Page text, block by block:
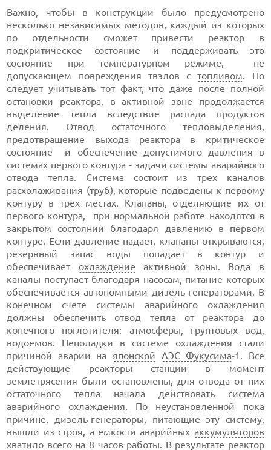
Важно, чтобы в конструкции было предусмотрено
несколько независимых методов, каждый из которых
по отдельности сможет привести реактор в
подкритическое состояние и поддерживать это
состояние при температурном режиме, не
допускающем повреждения твэлов стопливом. Но
следует учитывать тот факт, что даже после полной
остановки реактора, в активной зоне продолжается
выделение тепла вследствие распада продуктов
деления. Отвод остаточного тепловыделения,
предотвращение выхода реактора в критическое
состояние и обеспечение допустимого давления в
системах первого контура - задачи системы аварийного
отвода тепла. Система состоит из трех каналов
расхолаживания (труб), которые подведены к первому
контуру в трех местах. Клапаны, отделяющие их от
первого контура, при нормальной работе находятся в
закрытом состоянии благодаря давлению в первом
контуре. Если давление падает, клапаны открываются,
резервный запас воды попадает в контур и
обеспечивает охлаждение активной зоны. Вода в
каналы поступает благодаря насосам, питание которых
обеспечивается автономными дизель-генераторами. В
конечном счете системы аварийного охлаждения
должны обеспечить отвод тепла от реактора до
конечного поглотителя: атмосферы, грунтовых вод,
водоемов. Неполадки в системе охлаждения стали
причиной аварии на японской АЭС Фукусима-1. Все
действующие реакторы станции в момент
землетрясения были остановлены, для отвода от них
остаточного тепла начала действовать система
аварийного охлаждения. По неустановленной пока
причине, дизель-генераторы, питающие эту систему,
вышли из строя, а емкости аварийных аккумуляторов
хватило всего на 8 часов работы. В результате реактор